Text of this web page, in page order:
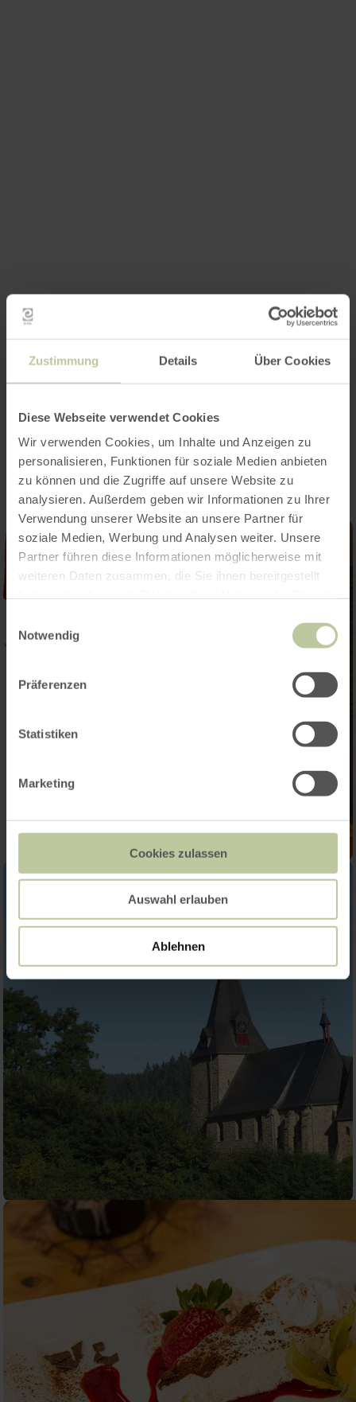
Zustimmung Details Über Cookies
Diese Webseite verwendet Cookies
Wir verwenden Cookies, um Inhalte und Anzeigen zu
personalisieren, Funktionen für soziale Medien anbieten
zu können und die Zugriffe auf unsere Website zu
analysieren. Außerdem geben wir Informationen zu Ihrer
Verwendung unserer Website an unsere Partner für
soziale Medien, Werbung und Analysen weiter. Unsere
Partner führen diese Informationen möglicherweise mit
weiteren Daten zusammen, die Sie ihnen bereitgestellt
Notwendig
Präferenzen
Statistiken
Marketing
Cookies zulassen
Auswahl erlauben
Ablehnen
Impressions